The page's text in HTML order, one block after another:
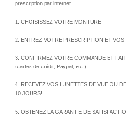
prescription par internet.
1. CHOISISSEZ VOTRE MONTURE
2. ENTREZ VOTRE PRESCRIPTION ET VOS
3. CONFIRMEZ VOTRE COMMANDE ET
(cartes de crédit, Paypal, etc.)
4. RECEVEZ VOS LUNETTES DE VUE OU
10 JOURS!
5. OBTENEZ LA GARANTIE DE